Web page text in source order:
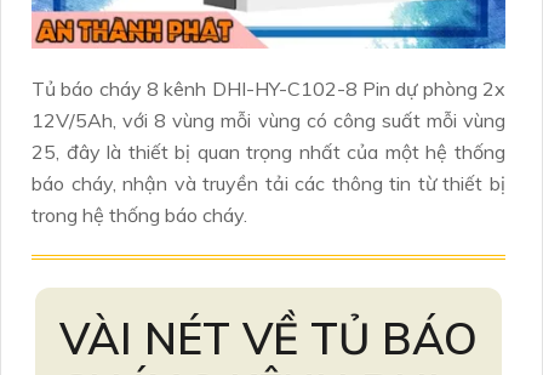
Tủ báo cháy 8 kênh DHI-HY-C102-8 Pin dự phòng 2x
12V/5Ah, với 8 vùng mỗi vùng có công suất mỗi vùng
25, đây là thiết bị quan trọng nhất của một hệ thống
báo cháy, nhận và truyền tải các thông tin từ thiết bị
trong hệ thống báo cháy.
VÀI NÉT VỀ TỦ BÁO